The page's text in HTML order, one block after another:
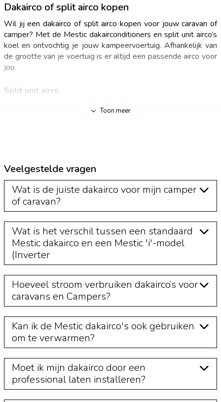
Dakairco of split airco kopen
Wil jij een dakairco of split airco kopen voor jouw caravan of
camper? Met de Mestic dakairconditioners en split unit airco’s
koel en ontvochtig je jouw kampeervoertuig. Afhankelijk van
de grootte van je voertuig is er altijd een passende airco voor
jou.
Split unit airco
airco. Deze innovatieve airconditioners zijn
split unit airco hangt, kan het raam op een kier worden gelaten.
Een groot voordeel van deze airconditioners is dat ze
makkelijk verplaatst kunnen worden. Het lage energieverbruik
en geluidsniveau, maken deze airconditioners ideaal voor
tijdens de vakantie.
Dakairco
De Mestic dakairco’s verwarmen en koelenniet alleen je
kampeervoertuig, maar ze worden ook gebruikt als
ontvochtiger. Gebruik de afstandsbediening om de gewenste
temperatuur in te stellen tussen 16 °C en 30 °C. De airco met
verwarming verdeelt de luchtstroom gelijkmatig en is
uitgerust met sfeervolle LED verlichting. De
wordt op het dakluik van de camper geïnstalleerd, waardoor
je geen extra ruimte inlevert. Laat het inbouwen van de
camper airco altijd over aan een professional. Door de
slaapmodus is het een stille airco voor de caravan of camper,
Toon meer
Veelgestelde vragen
Wat is de juiste dakairco voor mijn camper
of caravan?
Wat is het verschil tussen een standaard
Mestic dakairco en een Mestic 'i'-model
(Inverter
Hoeveel stroom verbruiken dakairco’s voor
caravans en Campers?
Kan ik de Mestic dakairco's ook gebruiken
om te verwarmen?
Moet ik mijn dakairco door een
professional laten installeren?